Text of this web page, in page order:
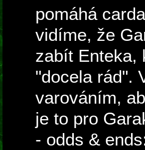
pomáhá
vidíme, že
zabít Enteka,
"docela rád".
varováním,
je to pro
- odds &